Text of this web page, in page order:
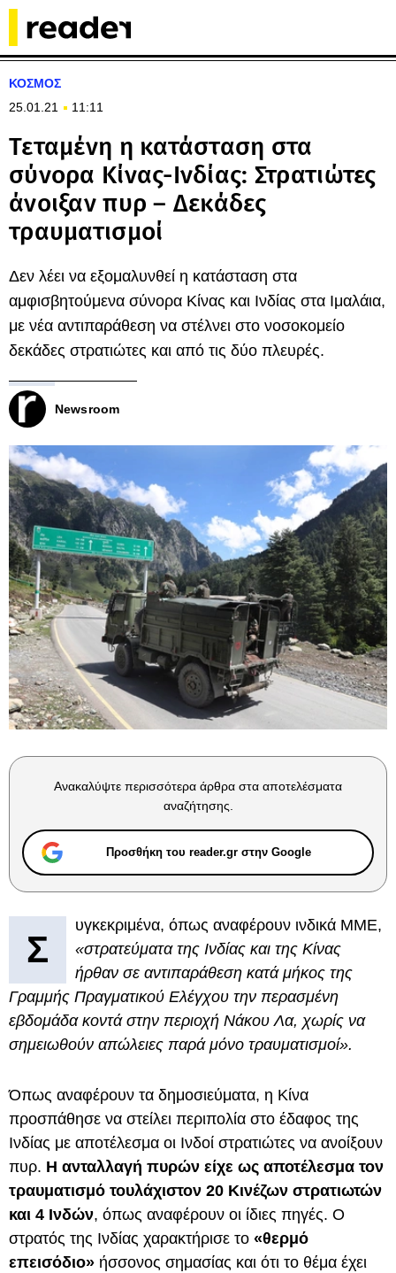
ΚΟΣΜΟΣ
25.01.21
11:11
Τεταμένη η κατάσταση στα
σύνορα Κίνας-Ινδίας: Στρατιώτες
άνοιξαν πυρ – Δεκάδες
τραυματισμοί
Δεν λέει να εξομαλυνθεί η κατάσταση στα
αμφισβητούμενα σύνορα Κίνας και Ινδίας στα Ιμαλάια,
με νέα αντιπαράθεση να στέλνει στο νοσοκομείο
δεκάδες στρατιώτες και από τις δύο πλευρές.
Newsroom
Ανακαλύψτε περισσότερα άρθρα στα αποτελέσματα
αναζήτησης.
Προσθήκη του reader.gr στην Google
Σ
υγκεκριμένα, όπως αναφέρουν ινδικά ΜΜΕ,
«στρατεύματα της Ινδίας και της Κίνας
ήρθαν σε αντιπαράθεση κατά μήκος της
Γραμμής Πραγματικού Ελέγχου την περασμένη
εβδομάδα κοντά στην περιοχή Νάκου Λα, χωρίς να
σημειωθούν απώλειες παρά μόνο τραυματισμοί».
Όπως αναφέρουν τα δημοσιεύματα, η Κίνα
προσπάθησε να στείλει περιπολία στο έδαφος της
Ινδίας με αποτέλεσμα οι Ινδοί στρατιώτες να ανοίξουν
πυρ. Η ανταλλαγή πυρών είχε ως αποτέλεσμα τον
τραυματισμό τουλάχιστον 20 Κινέζων στρατιωτών
και 4 Ινδών, όπως αναφέρουν οι ίδιες πηγές. Ο
στρατός της Ινδίας χαρακτήρισε το «θερμό
επεισόδιο» ήσσονος σημασίας και ότι το θέμα έχει